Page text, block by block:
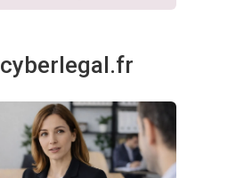
cyberlegal.fr